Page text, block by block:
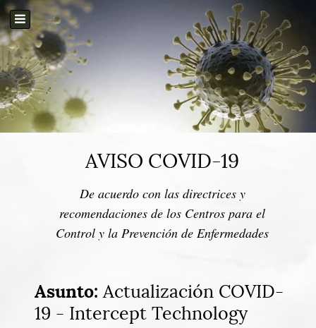
AVISO COVID-19
De acuerdo con las directrices y
recomendaciones de los Centros para el
Control y la Prevención de Enfermedades
Asunto: Actualización COVID-
19 - Intercept Technology